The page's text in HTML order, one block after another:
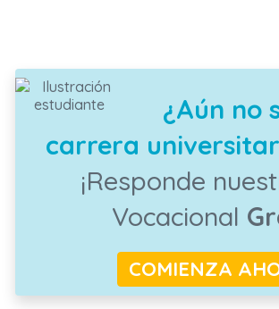
¿Aún no
carrera
¡Responde
Vocacional
COMIENZA